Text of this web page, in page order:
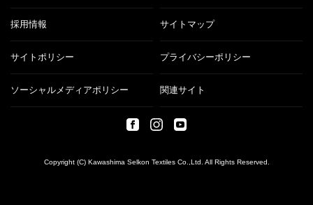
採用情報 サイトマップ
サイトポリシー プライバシーポリシー
ソーシャルメディアポリシー 関連サイト
Copyright (C) Kawashima Selkon Textiles Co.,Ltd. All Rights Reserved.